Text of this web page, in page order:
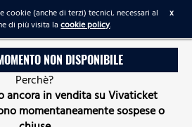
NON DISPONIBILE
Perchè?
ancora in vendita su Vivaticket
momentaneamente sospese o
x
cookie (anche di terzi) tecnici, necessari al
di più visita lacookie policy.